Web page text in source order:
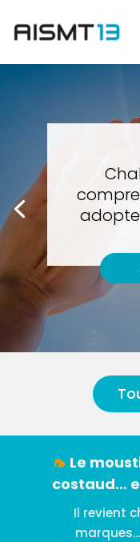
🦟 Le
costaud…
Il revient